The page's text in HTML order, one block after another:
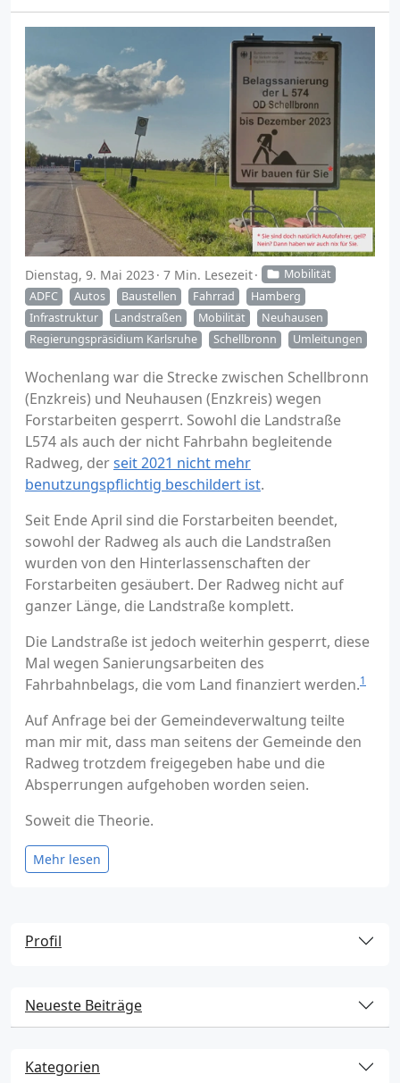
Dienstag, 9. Mai 2023 7 Min. Lesezeit
Mobilität
ADFC
Autos Baustellen Fahrrad
Hamberg
Infrastruktur
Landstraßen Mobilität
Neuhausen
Regierungspräsidium Karlsruhe
Schellbronn Umleitungen
Wochenlang war die Strecke zwischen Schellbronn
(Enzkreis) und Neuhausen (Enzkreis) wegen
Forstarbeiten gesperrt. Sowohl die Landstraße
L574 als auch der nicht Fahrbahn begleitende
Radweg, derseit 2021 nicht mehr
benutzungspflichtig beschildert ist.
Seit Ende April sind die Forstarbeiten beendet,
sowohl der Radweg als auch die Landstraßen
wurden von den Hinterlassenschaften der
Forstarbeiten gesäubert. Der Radweg nicht auf
ganzer Länge, die Landstraße komplett.
Die Landstraße ist jedoch weiterhin gesperrt, diese
Mal wegen Sanierungsarbeiten des
Fahrbahnbelags, die vom Land finanziert werden.1
Auf Anfrage bei der Gemeindeverwaltung teilte
man mir mit, dass man seitens der Gemeinde den
Radweg trotzdem freigegeben habe und die
Absperrungen aufgehoben worden seien.
Soweit die Theorie.
Mehr lesen
Profil
Neueste Beiträge
Kategorien